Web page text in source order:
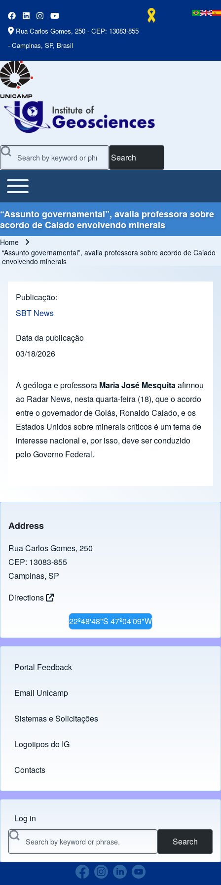
Rua Carlos Gomes, 250 - CEP: 13083-855
- Campinas, SP, Brasil
Search
Main Menu
Toggle main menu
“Assunto governamental”, avalia professora sobre
acordo de Caiado envolvendo minerais
Breadcrumb
Home
“Assunto governamental”, avalia professora sobre acordo de Caiado
envolvendo minerais
Publicação
SBT News
Data da publicação
03/18/2026
A geóloga e professora Maria José Mesquitaafirmou
ao Radar News, nesta quarta-feira (18), que o acordo
entre o governador de Goiás, Ronaldo Caiado, e os
Estados Unidos sobre minerais críticos é um tema de
interesse nacional e, por isso, deve ser conduzido
pelo Governo Federal.
Address
Rua Carlos Gomes, 250
CEP: 13083-855
Campinas, SP
Directions
22º48'48"S 47º04'09"W
Footer menu
Portal Feedback
Links
Email Unicamp
(opens in new tab)
Sistemas e Solicitações
(opens in new tab)
Logotipos do IG
(opens in new tab)
Contacts
Menu do usuário
Log in
Search